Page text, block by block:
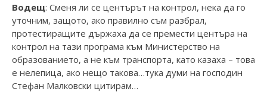
Водещ: Сменя ли се центърът на контрол, нека да го
уточним, защото, ако правилно съм разбрал,
протестиращите държаха да се премести центъра на
контрол на тази програма към Министерство на
образованието, а не към транспорта, като казаха – това
е нелепица, ако нещо такова…тука думи на господин
Стефан Малковски цитирам…